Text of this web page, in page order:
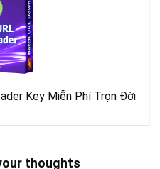
Key Miễn Phí Trọn Đời
thoughts